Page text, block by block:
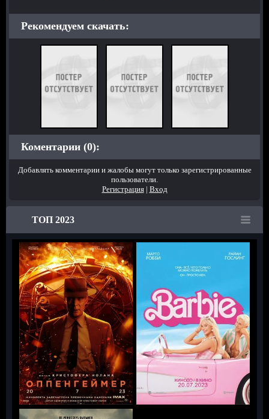
Рекомендуем скачать:
Коментарии (0):
Добавлять комментарии и жалобы могут только зарегистрированные
пользователи.
Регистрация| Вход
ТОП 2023